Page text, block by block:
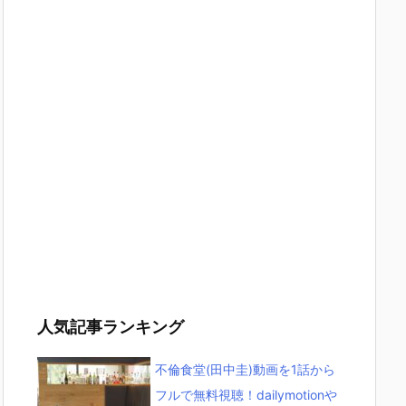
人気記事ランキング
不倫食堂(田中圭)動画を1話から
フルで無料視聴！dailymotionや